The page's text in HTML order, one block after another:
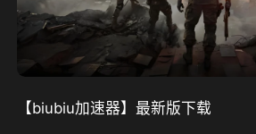
【biubiu加速器】最新版下载